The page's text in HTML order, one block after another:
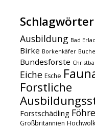
Schlagwörter
Ausbildung Bad
Birke Borkenkäfer Buche
Bundesforste
Eiche Esche
Forstliche
Forstschädling Föhre
Großbritannien